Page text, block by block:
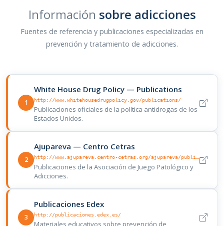
Información sobre adicciones
Fuentes de referencia y publicaciones especializadas en
prevención y tratamiento de adicciones.
1
White House Drug Policy — Publications
http://www.whitehousedrugpolicy.gov/publications/
Publicaciones oficiales de la política antidrogas de los
Estados Unidos.
2
Ajupareva — Centro Cetras
Publicaciones de la Asociación de Juego Patológico y
Adicciones.
3
Publicaciones Edex
http://publicaciones.edex.es/
Materiales educativos sobre prevención de